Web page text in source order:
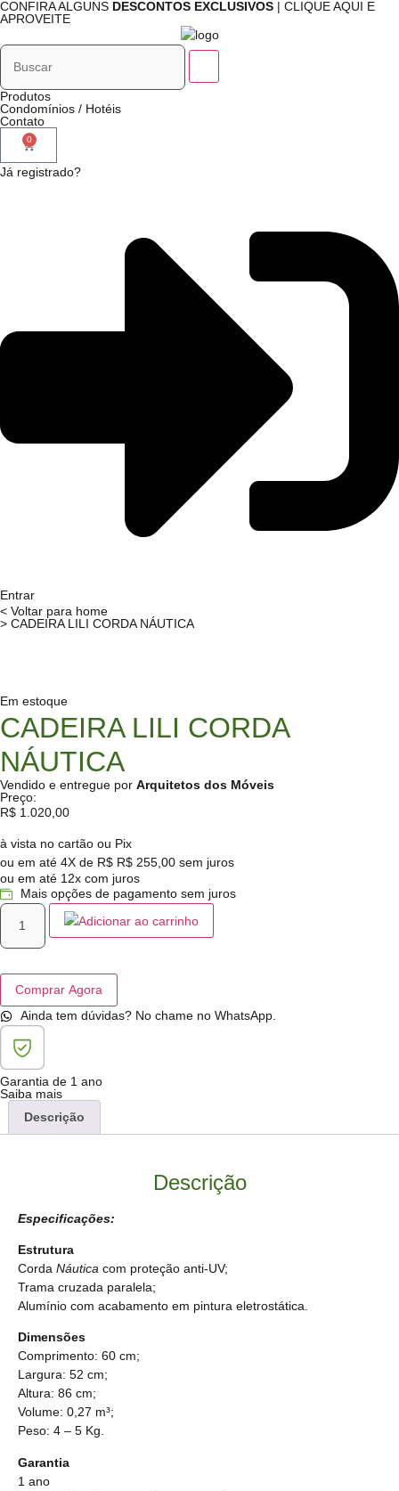
CONFIRA ALGUNS DESCONTOS EXCLUSIVOS | CLIQUE AQUI E
APROVEITE
Produtos
Condomínios / Hotéis
Contato
0
Já registrado?
Entrar
< Voltar para home
> CADEIRA LILI CORDA NÁUTICA
Em estoque
CADEIRA LILI CORDA
NÁUTICA
Vendido e entregue por Arquitetos dos Móveis
Preço:
R$ 1.020,00
à vista no cartão ou Pix
ou em até 4X de R$ R$ 255,00 sem juros
ou em até 12x com juros
Mais opções de pagamento sem juros
Adicionar ao carrinho
Comprar Agora
Ainda tem dúvidas? No chame no WhatsApp.
Garantia de 1 ano
Saiba mais
Descrição
Descrição
Especificações:
Estrutura
Corda Náutica com proteção anti-UV;
Trama cruzada paralela;
Alumínio com acabamento em pintura eletrostática.
Dimensões
Comprimento: 60 cm;
Largura: 52 cm;
Altura: 86 cm;
Volume: 0,27 m³;
Peso: 4 – 5 Kg.
Garantia
1 ano